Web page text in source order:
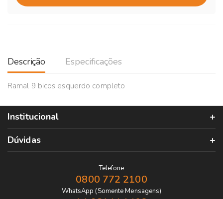
Descrição Especificações
Ramal 9 bicos esquerdo completo
Institucional
Dúvidas
Telefone
0800 772 2100
WhatsApp (Somente Mensagens)